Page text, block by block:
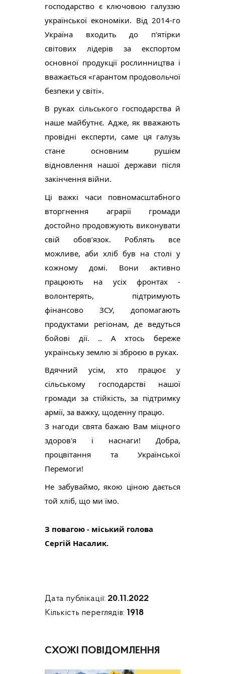
господарство є ключовою галуззю
української економіки. Від 2014-го
Україна входить до п'ятірки
світових лідерів за експортом
основної продукції рослинництва і
вважається «гарантом продовольчої
безпеки у світі».
В руках сільського господарства й
наше майбутнє. Адже, як вважають
провідні експерти, саме ця галузь
стане основним рушієм
відновлення нашої держави після
закінчення війни.
Ці важкі часи повномасштабного
вторгнення аграрії громади
достойно продовжують виконувати
свій обов’язок. Роблять все
можливе, аби хліб був на столі у
кожному домі. Вони активно
працюють на усіх фронтах -
волонтерять, підтримують
фінансово ЗСУ, допомагають
продуктами регіонам, де ведуться
бойові дії. .. А хтось береже
українську землю зі зброєю в руках.
Вдячний усім, хто працює у
сільському господарстві нашої
громади за стійкість, за підтримку
армії, за важку, щоденну працю.
З нагоди свята бажаю Вам міцного
здоров'я і наснаги! Добра,
процвітання та Української
Перемоги!
Не забуваймо, якою ціною дається
той хліб, що ми їмо.
З повагою - міський голова
Сергій Насалик.
Дата публікації: 20.11.2022
Кількість переглядів: 1918
СХОЖІ ПОВІДОМЛЕННЯ